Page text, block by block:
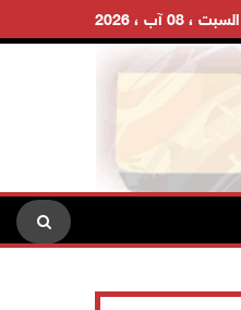
السبت ، 08 آب ، 2026
العربية السعودية والجمهورية